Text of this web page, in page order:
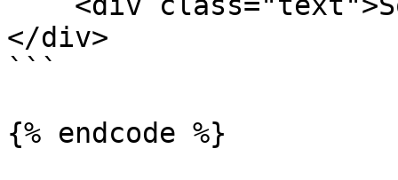
</div>
```
{% endcode %}